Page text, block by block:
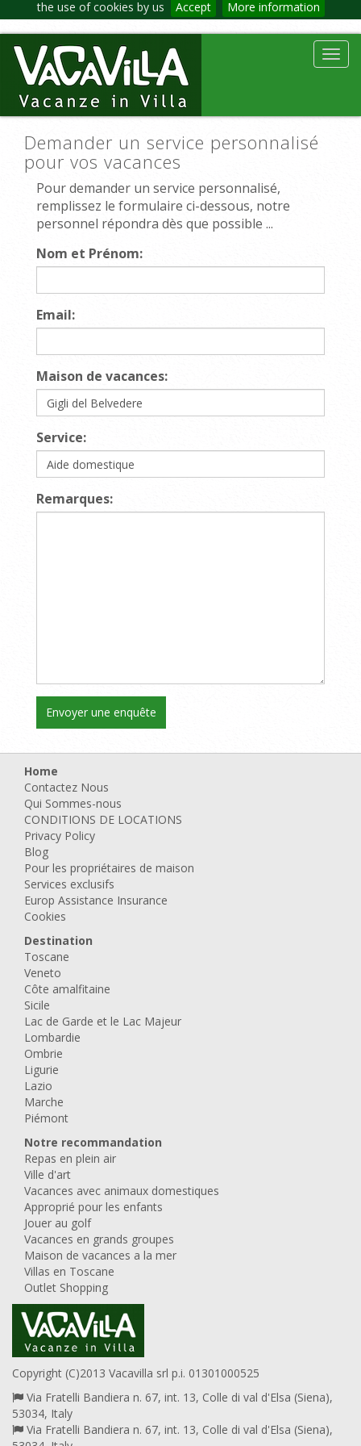
the use of cookies by us Accept More information
Demander un service personnalisé
pour vos vacances
Pour demander un service personnalisé,
remplissez le formulaire ci-dessous, notre
personnel répondra dès que possible ...
Nom et Prénom:
Email:
Maison de vacances:
Service:
Remarques:
Home
Contactez Nous
Qui Sommes-nous
CONDITIONS DE LOCATIONS
Privacy Policy
Blog
Pour les propriétaires de maison
Services exclusifs
Europ Assistance Insurance
Cookies
Destination
Toscane
Veneto
Côte amalfitaine
Sicile
Lac de Garde et le Lac Majeur
Lombardie
Ombrie
Ligurie
Lazio
Marche
Piémont
Notre recommandation
Repas en plein air
Ville d'art
Vacances avec animaux domestiques
Approprié pour les enfants
Jouer au golf
Vacances en grands groupes
Maison de vacances a la mer
Villas en Toscane
Outlet Shopping
Copyright (C)2013 Vacavilla srl p.i. 01301000525
Via Fratelli Bandiera n. 67, int. 13, Colle di val d'Elsa (Siena),
53034, Italy
Via Fratelli Bandiera n. 67, int. 13, Colle di val d'Elsa (Siena),